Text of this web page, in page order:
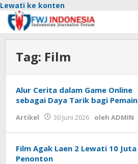
Lewati ke konten
Tag: Film
Alur Cerita dalam Game Online
sebagai Daya Tarik bagi Pemain
Artikel 30 Juni 2026 oleh ADMIN
Film Agak Laen 2 Lewati 10 Juta
Penonton